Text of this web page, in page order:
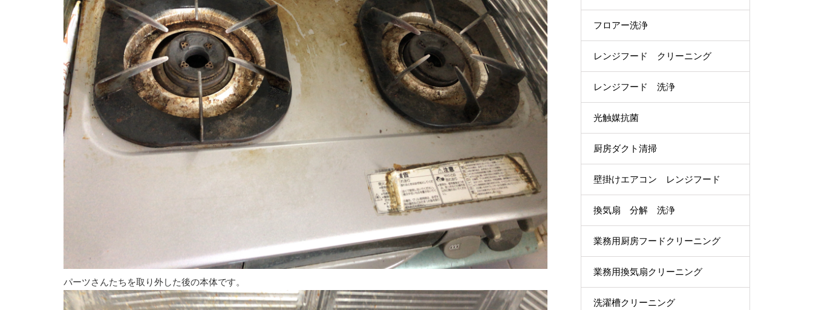
パーツさんたちを取り外した後の本体です。
フロアー洗浄
レンジフード クリーニング
レンジフード 洗浄
光触媒抗菌
厨房ダクト清掃
壁掛けエアコン レンジフード
換気扇 分解 洗浄
業務用厨房フードクリーニング
業務用換気扇クリーニング
洗濯槽クリーニング